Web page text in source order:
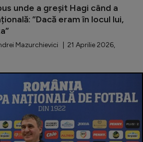
unde a greșit Hagi când a
”Dacă eram în locul lui,
Mazurchievici | 21 Aprilie 2026,